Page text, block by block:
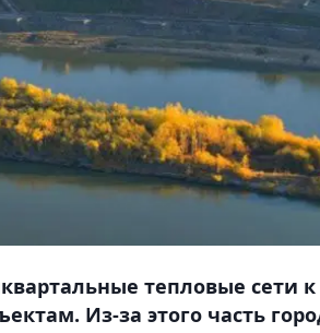
тепловые сети к
Из-за этого часть